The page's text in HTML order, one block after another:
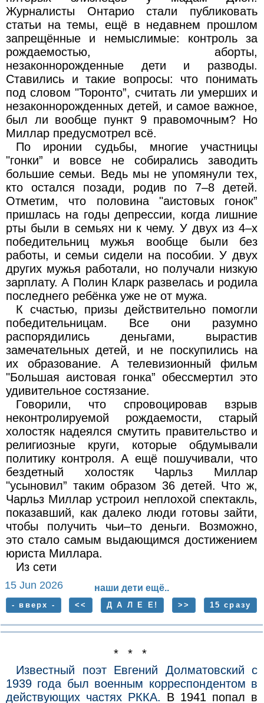
Журналисты Онтарио стали публиковать
статьи на темы, ещё в недавнем прошлом
запрещённые и немыслимые: контроль за
рождаемостью, аборты,
незаконнорожденные дети и разводы.
Ставились и такие вопросы: что понимать
под словом "Торонто”, считать ли умерших и
незаконнорожденных детей, и самое важное,
был ли вообще пункт 9 правомочным? Но
Миллар предусмотрел всё.
По иронии судьбы, многие участницы
"гонки” и вовсе не собирались заводить
большие семьи. Ведь мы не упомянули тех,
кто остался позади, родив по 7–8 детей.
Отметим, что половина "аистовых гонок”
пришлась на годы депрессии, когда лишние
рты были в семьях ни к чему. У двух из 4–х
победительниц мужья вообще были без
работы, и семьи сидели на пособии. У двух
других мужья работали, но получали низкую
зарплату. А Полин Кларк развелась и родила
последнего ребёнка уже не от мужа.
К счастью, призы действительно помогли
победительницам. Все они разумно
распорядились деньгами, вырастив
замечательных детей, и не поскупились на
их образование. А телевизионный фильм
"Большая аистовая гонка” обессмертил это
удивительное состязание.
Говорили, что спровоцировав взрыв
неконтролируемой рождаемости, старый
холостяк надеялся смутить правительство и
религиозные круги, которые обдумывали
политику контроля. А ещё пошучивали, что
бездетный холостяк Чарльз Миллар
"усыновил” таким образом 36 детей. Что ж,
Чарльз Миллар устроил неплохой спектакль,
показавший, как далеко люди готовы зайти,
чтобы получить чьи–то деньги. Возможно,
это стало самым выдающимся достижением
юриста Миллара.
Из сети
15 Jun 2026 наши дети ещё..
- вверх - << Д А Л Е Е! >> 15 сразу
* * *
Известный поэт Евгений Долматовский с
1939 года был военным корреспондентом в
действующих частях РККА. В 1941 попал в